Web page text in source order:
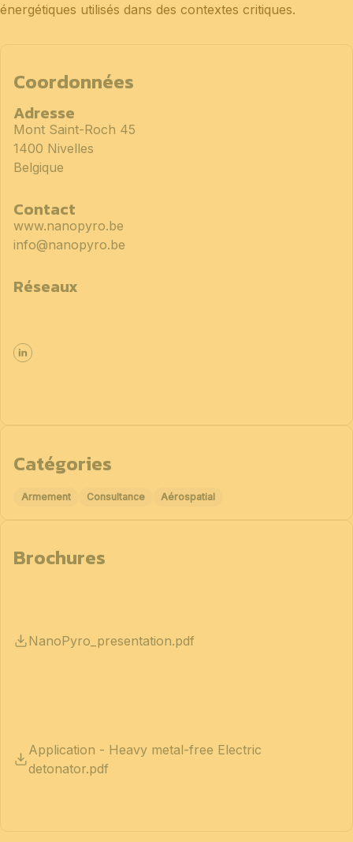
énergétiques utilisés dans des contextes critiques.
Coordonnées
Adresse
Mont Saint-Roch 45
1400 Nivelles
Belgique
Contact
www.nanopyro.be
info@nanopyro.be
Réseaux
Catégories
Armement Consultance Aérospatial
Brochures
NanoPyro_presentation.pdf
Application - Heavy metal-free Electric
detonator.pdf